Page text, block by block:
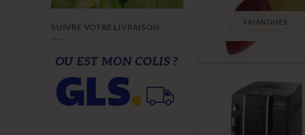
SUIVRE VOTRE LIVRAISON
FRIANDISES
6 PRODUITS